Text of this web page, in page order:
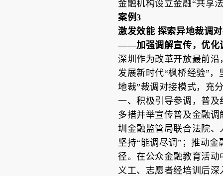
金融机构设立金融“共享
案例3
激发效能 探索异地裁调
——加强调解宣传，优化
深圳作为改革开放最前
发展新时代“枫桥经验”
地裁”裁调对接模式，充
一、积极引导参调，普及
多措并举宣传普及金融
圳金融监管局联合法院
坚持“能调尽调”；推动
径。在公众金融教育活
义工、志愿者经培训后